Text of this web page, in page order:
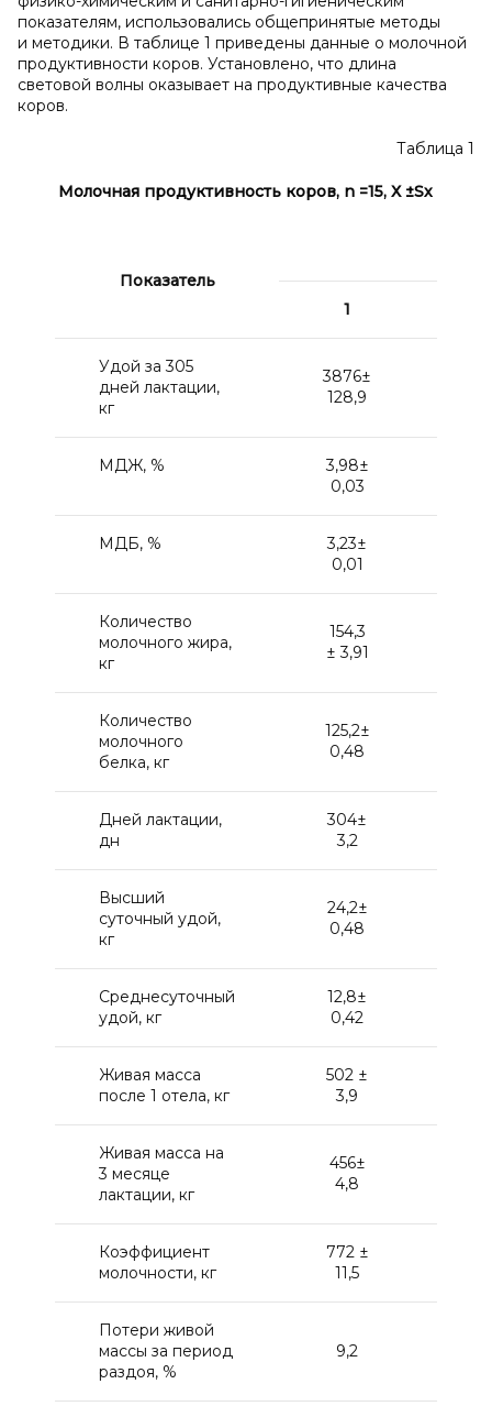
показателям, использовались общепринятые методы
и методики. В таблице 1 приведены данные о молочной
продуктивности коров. Установлено, что длина
световой волны оказывает на продуктивные качества
коров.
Таблица 1
Молочная продуктивность коров, n =15, Х ±Sх
Показатель
1
Удой за 305
дней лактации,
кг
3876±
128,9
МДЖ, %
3,98±
0,03
МДБ, %
3,23±
0,01
Количество
молочного жира,
кг
154,3
± 3,91
Количество
молочного
белка, кг
125,2±
0,48
Дней лактации,
дн
304±
3,2
Высший
суточный удой,
кг
24,2±
0,48
Среднесуточный
удой, кг
12,8±
0,42
Живая масса
после 1 отела, кг
502 ±
3,9
Живая масса на
3 месяце
лактации, кг
456±
4,8
Коэффициент
молочности, кг
772 ±
11,5
Потери живой
массы за период
раздоя, %
9,2